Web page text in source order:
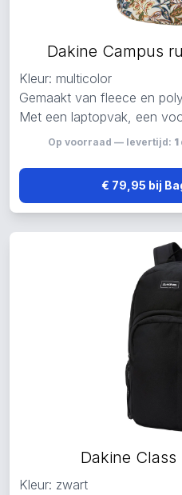
Dakine Campus
Kleur: multicolor
Gemaakt van fleece en
Met een laptopvak, een
Op voorraad — levertijd:
€ 79,95 bij
Dakine
Kleur: zwart